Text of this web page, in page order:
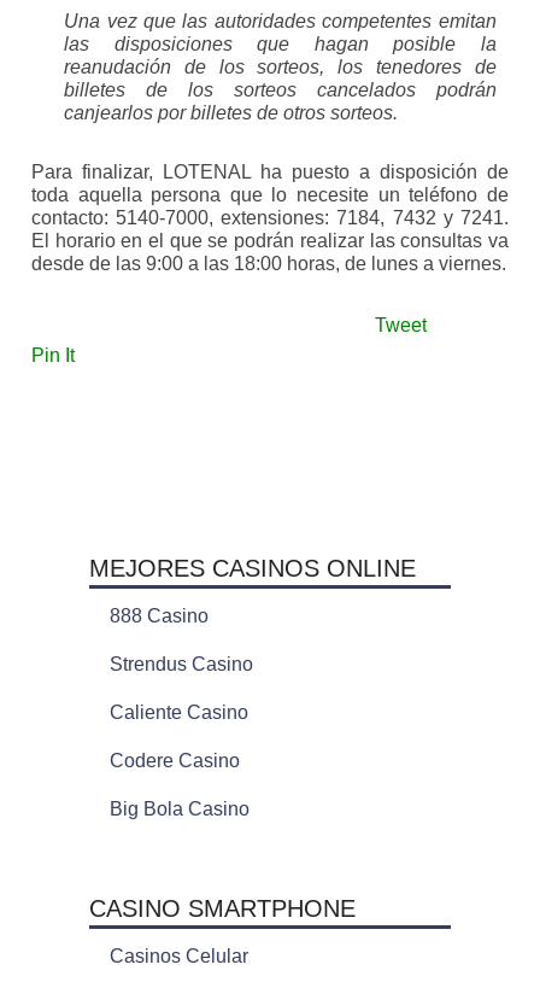
Una vez que las autoridades competentes emitan
las disposiciones que hagan posible la
reanudación de los sorteos, los tenedores de
billetes de los sorteos cancelados podrán
canjearlos por billetes de otros sorteos.
Para finalizar, LOTENAL ha puesto a disposición de
toda aquella persona que lo necesite un teléfono de
contacto: 5140-7000, extensiones: 7184, 7432 y 7241.
El horario en el que se podrán realizar las consultas va
desde de las 9:00 a las 18:00 horas, de lunes a viernes.
Tweet
Pin It
MEJORES CASINOS ONLINE
888 Casino
Strendus Casino
Caliente Casino
Codere Casino
Big Bola Casino
CASINO SMARTPHONE
Casinos Celular